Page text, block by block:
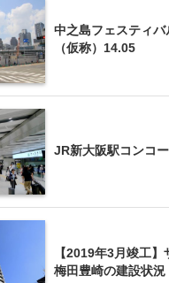
中之島フェスティ
（仮称）14.05
JR新大阪駅コンコ
【2019年3月竣工
梅田豊崎の建設状況